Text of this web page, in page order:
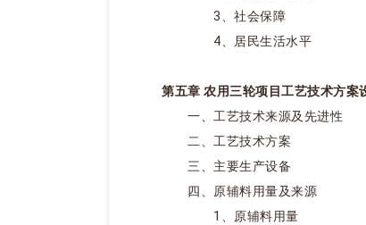
3、社会保障
4、居民生活水平
第五章 农用三轮项目工艺技术方案
一、工艺技术来源及先进性
二、工艺技术方案
三、主要生产设备
四、原辅料用量及来源
1、原辅料用量